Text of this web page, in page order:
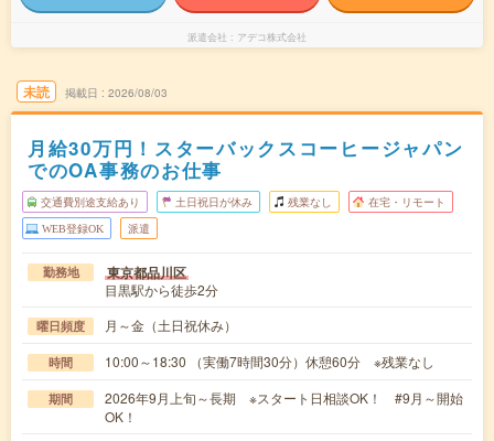
派遣会社 アデコ株式会社
未読 掲載日 2026/08/03
月給30万円！スターバックスコーヒージャパン
でのOA事務のお仕事
交通費別途支給あり 土日祝日が休み 残業なし 在宅・リモート
WEB登録OK 派遣
勤務地 東京都品川区
目黒駅から徒歩2分
曜日頻度 月～金（土日祝休み）
時間 10:00～18:30 （実働7時間30分）休憩60分 ※残業なし
期間
2026年9月上旬～長期 ※スタート日相談OK！ #9月～開始
OK！